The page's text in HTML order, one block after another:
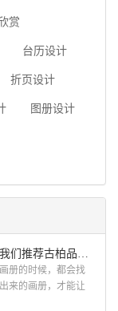
赏
台历设计
折页设计
图册设计
册的时候，都会找
来的画册，才能让